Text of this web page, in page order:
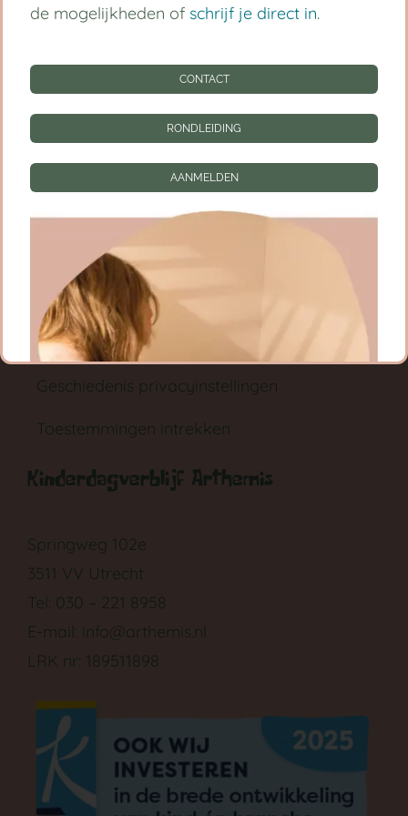
Babygroep
Tarieven
Informatie
Privacy instellingen
Privacyinstellingen wijzigen
Geschiedenis privacyinstellingen
Toestemmingen intrekken
Kinderdagverblijf Arthemis
Springweg 102e
3511 VV Utrecht
Tel: 030 – 221 8958
E-mail: info@arthemis.nl
LRK nr: 189511898
de mogelijkheden of schrijf je direct in.
CONTACT
RONDLEIDING
AANMELDEN